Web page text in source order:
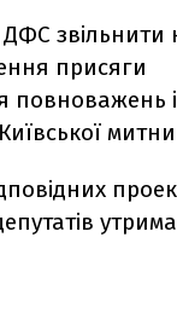
ДФС
присяги
повноважень